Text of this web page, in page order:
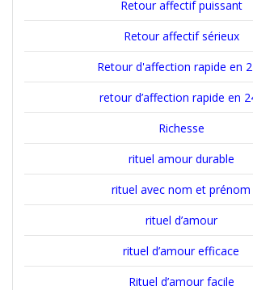
Retour affectif puissant
Retour affectif sérieux
Retour d'affection rapide en
retour d’affection rapide en
Richesse
rituel amour durable
rituel avec nom et prénom
rituel d’amour
rituel d’amour efficace
Rituel d’amour facile